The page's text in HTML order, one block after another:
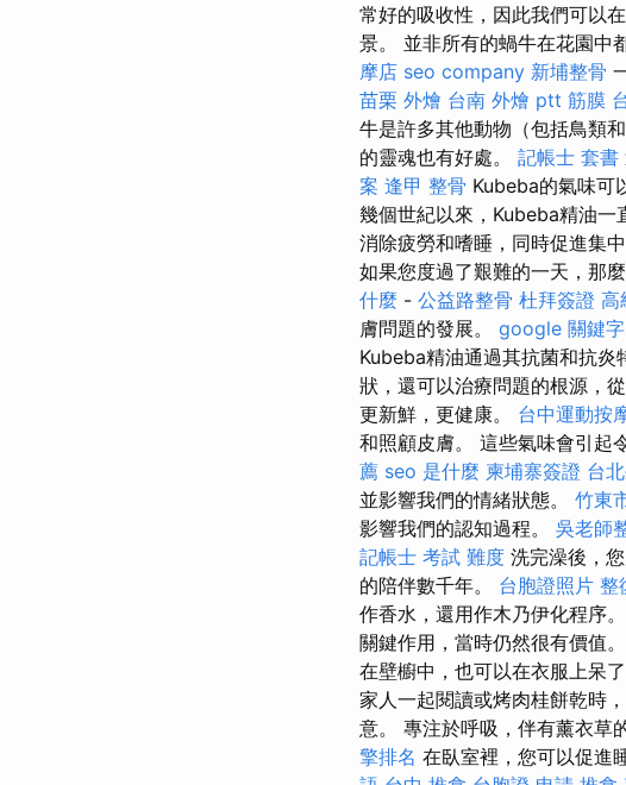
常好的吸收性，因此我們可以
景。 並非所有的蝸牛在花園中
摩店 seo company 新埔整骨
苗栗 外燴 台南 外燴 ptt 筋膜
牛是許多其他動物（包括鳥類
的靈魂也有好處。 記帳士 套書
案 逢甲 整骨 Kubeba的氣味可
幾個世紀以來，Kubeba精油一
消除疲勞和嗜睡，同時促進集
如果您度過了艱難的一天，那
什麼 - 公益路整骨 杜拜簽證 高
膚問題的發展。 google 關鍵字
Kubeba精油通過其抗菌和抗炎
狀，還可以治療問題的根源，
更新鮮，更健康。 台中運動按
和照顧皮膚。 這些氣味會引起
薦 seo 是什麼 柬埔寨簽證 台
並影響我們的情緒狀態。 竹東
影響我們的認知過程。 吳老師
記帳士 考試 難度 洗完澡後，
的陪伴數千年。 台胞證照片 整
作香水，還用作木乃伊化程序。
關鍵作用，當時仍然很有價值。
在壁櫥中，也可以在衣服上呆
家人一起閱讀或烤肉桂餅乾時
意。 專注於呼吸，伴有薰衣草
擎排名 在臥室裡，您可以促進